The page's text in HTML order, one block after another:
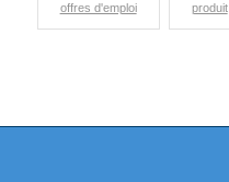
offres d'emploi produit